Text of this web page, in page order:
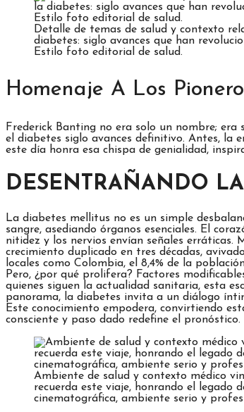
Detalle de temas de salud y contexto
diabetes: siglo avances que han
Estilo foto editorial de salud.
Homenaje A Los
Frederick Banting no era solo un nombre; era
el diabetes siglo avances definitivo. Antes,
este día honra esa chispa de genialidad,
DESENTRAÑANDO
La diabetes mellitus no es un simple
sangre, asediando órganos esenciales. El
nitidez y los nervios envían señales erráticas.
crecimiento duplicado en tres décadas,
locales como Colombia, el 8,4% de la
Pero, ¿por qué prolifera? Factores
quienes siguen la actualidad sanitaria, esta
panorama, la diabetes invita a un diálogo
Este conocimiento empodera, convirtiendo
consciente y paso dado redefine el pronóstico.
Ambiente de salud y contexto médico
recuerda este viaje, honrando el legado
cinematográfica, ambiente serio y